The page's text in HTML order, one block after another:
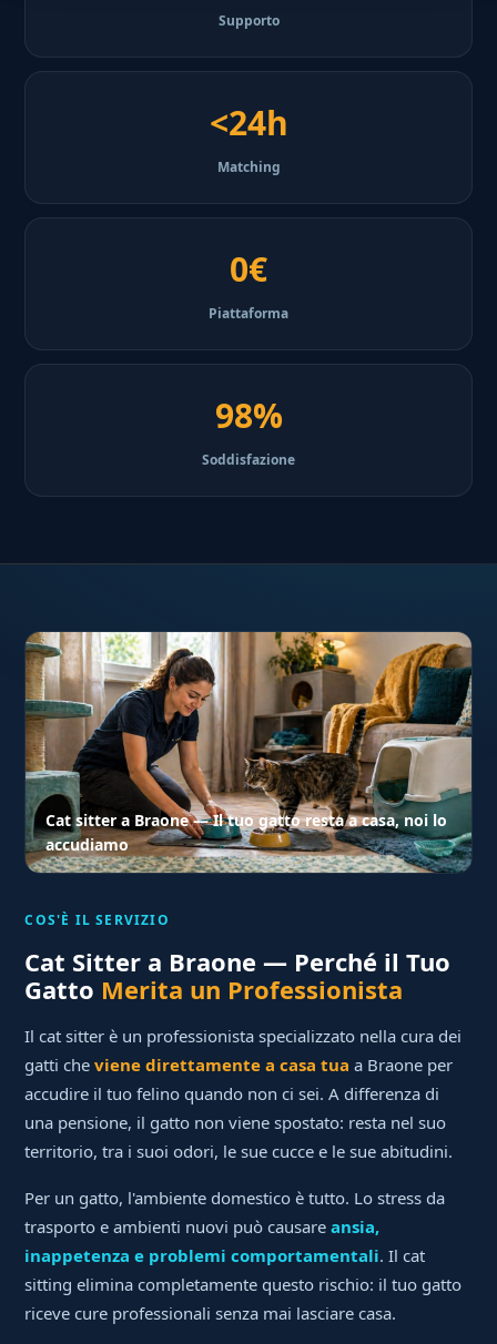
Supporto
<24h
Matching
0€
Piattaforma
98%
Soddisfazione
Cat sitter a Braone — Il tuo gatto resta a casa, noi lo
accudiamo
COS'È IL SERVIZIO
Cat Sitter a Braone — Perché il Tuo
Gatto Merita un Professionista
Il cat sitter è un professionista specializzato nella cura dei
gatti cheviene direttamente a casa tua a Braone per
accudire il tuo felino quando non ci sei. A differenza di
una pensione, il gatto non viene spostato: resta nel suo
territorio, tra i suoi odori, le sue cucce e le sue abitudini.
Per un gatto, l'ambiente domestico è tutto. Lo stress da
trasporto e ambienti nuovi può causareansia,
inappetenza e problemi comportamentali. Il cat
sitting elimina completamente questo rischio: il tuo gatto
riceve cure professionali senza mai lasciare casa.